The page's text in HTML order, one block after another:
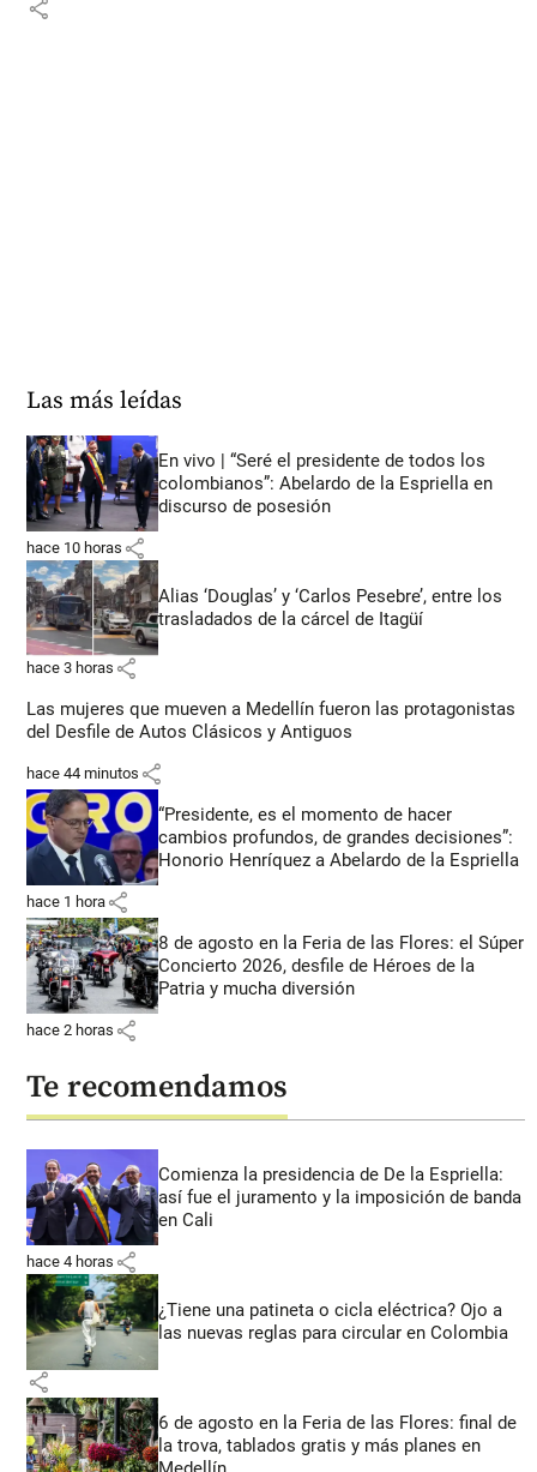
share
Las más leídas
En vivo | “Seré el presidente de todos los
colombianos”: Abelardo de la Espriella en
discurso de posesión
hace 10 horas share
Alias ‘Douglas’ y ‘Carlos Pesebre’, entre los
trasladados de la cárcel de Itagüí
hace 3 horas share
Las mujeres que mueven a Medellín fueron las protagonistas
del Desfile de Autos Clásicos y Antiguos
hace 44 minutos share
“Presidente, es el momento de hacer
cambios profundos, de grandes decisiones”:
Honorio Henríquez a Abelardo de la Espriella
hace 1 hora share
8 de agosto en la Feria de las Flores: el Súper
Concierto 2026, desfile de Héroes de la
Patria y mucha diversión
hace 2 horas share
Te recomendamos
Comienza la presidencia de De la Espriella:
así fue el juramento y la imposición de banda
en Cali
hace 4 horas share
¿Tiene una patineta o cicla eléctrica? Ojo a
las nuevas reglas para circular en Colombia
share
6 de agosto en la Feria de las Flores: final de
la trova, tablados gratis y más planes en